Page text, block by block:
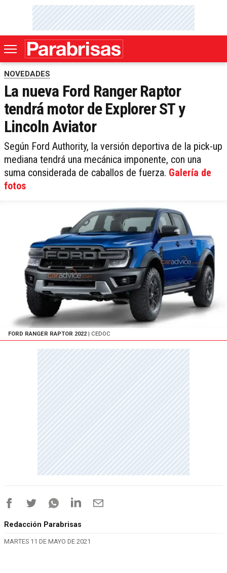
NOVEDADES
La nueva Ford Ranger Raptor
tendrá motor de Explorer ST y
Lincoln Aviator
Según Ford Authority, la versión deportiva de la pick-up
mediana tendrá una mecánica imponente, con una
suma considerada de caballos de fuerza. Galería de
fotos
FORD RANGER RAPTOR 2022 | CEDOC
Redacción Parabrisas
MARTES 11 DE MAYO DE 2021